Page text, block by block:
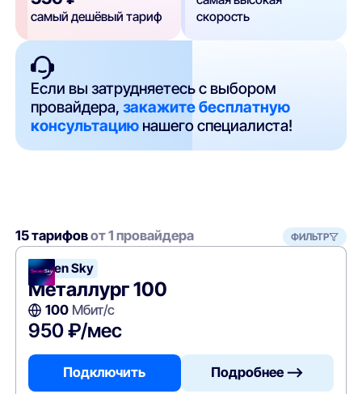
самый дешёвый тариф
скорость
Если вы затрудняетесь с выбором
провайдера,закажите бесплатную
консультацию нашего специалиста!
15 тарифовот 1 провайдера ФИЛЬТР
Seven Sky
Металлург 100
100Мбит/с
950 ₽/мес
Подключить Подробнее —>